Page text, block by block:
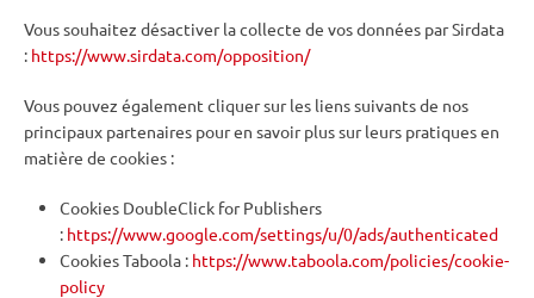
Vous souhaitez désactiver la collecte de vos données par Sirdata
: https://www.sirdata.com/opposition/
Vous pouvez également cliquer sur les liens suivants de nos
principaux partenaires pour en savoir plus sur leurs pratiques en
matière de cookies :
Cookies DoubleClick for Publishers
: https://www.google.com/settings/u/0/ads/authenticated
Cookies Taboola : https://www.taboola.com/policies/cookie-
policy